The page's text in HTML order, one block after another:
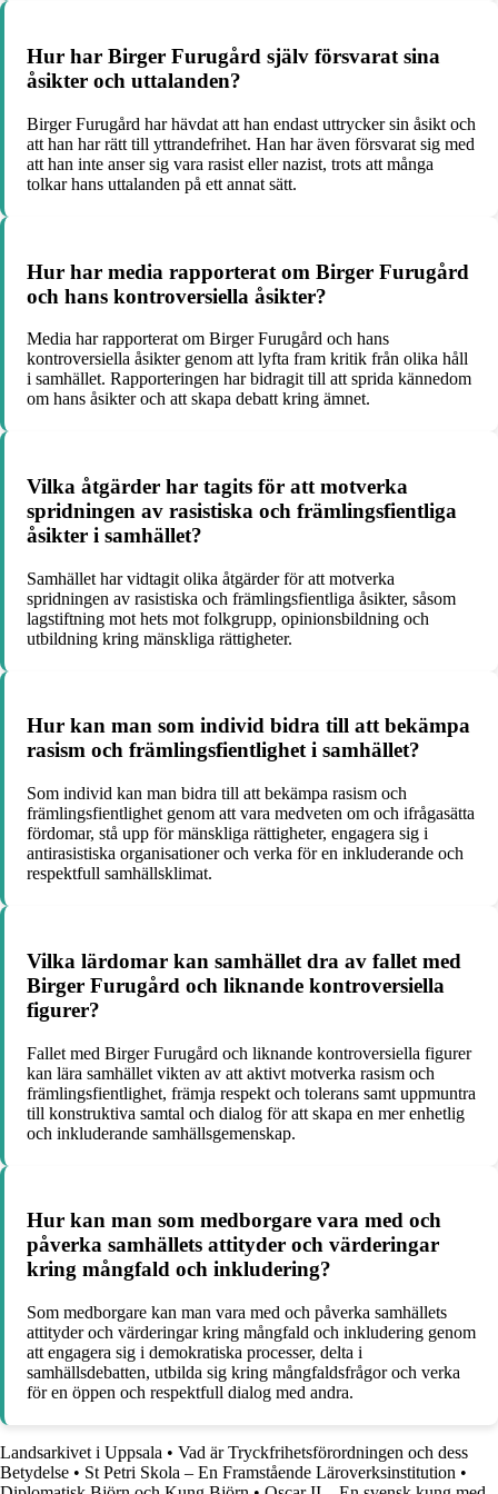
Hur har Birger Furugård själv försvarat sina
åsikter och uttalanden?
Birger Furugård har hävdat att han endast uttrycker sin åsikt och
att han har rätt till yttrandefrihet. Han har även försvarat sig med
att han inte anser sig vara rasist eller nazist, trots att många
tolkar hans uttalanden på ett annat sätt.
Hur har media rapporterat om Birger Furugård
och hans kontroversiella åsikter?
Media har rapporterat om Birger Furugård och hans
kontroversiella åsikter genom att lyfta fram kritik från olika håll
i samhället. Rapporteringen har bidragit till att sprida kännedom
om hans åsikter och att skapa debatt kring ämnet.
Vilka åtgärder har tagits för att motverka
spridningen av rasistiska och främlingsfientliga
åsikter i samhället?
Samhället har vidtagit olika åtgärder för att motverka
spridningen av rasistiska och främlingsfientliga åsikter, såsom
lagstiftning mot hets mot folkgrupp, opinionsbildning och
utbildning kring mänskliga rättigheter.
Hur kan man som individ bidra till att bekämpa
rasism och främlingsfientlighet i samhället?
Som individ kan man bidra till att bekämpa rasism och
främlingsfientlighet genom att vara medveten om och ifrågasätta
fördomar, stå upp för mänskliga rättigheter, engagera sig i
antirasistiska organisationer och verka för en inkluderande och
respektfull samhällsklimat.
Vilka lärdomar kan samhället dra av fallet med
Birger Furugård och liknande kontroversiella
figurer?
Fallet med Birger Furugård och liknande kontroversiella figurer
kan lära samhället vikten av att aktivt motverka rasism och
främlingsfientlighet, främja respekt och tolerans samt uppmuntra
till konstruktiva samtal och dialog för att skapa en mer enhetlig
och inkluderande samhällsgemenskap.
Hur kan man som medborgare vara med och
påverka samhällets attityder och värderingar
kring mångfald och inkludering?
Som medborgare kan man vara med och påverka samhällets
attityder och värderingar kring mångfald och inkludering genom
att engagera sig i demokratiska processer, delta i
samhällsdebatten, utbilda sig kring mångfaldsfrågor och verka
för en öppen och respektfull dialog med andra.
Landsarkivet i Uppsala • Vad är Tryckfrihetsförordningen och dess
Betydelse • St Petri Skola – En Framstående Läroverksinstitution •